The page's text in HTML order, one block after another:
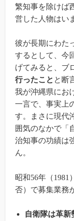
繁知事を除けば
営した人物はい
彼が長期にわた
するとして、今
げてみると、ブ
行ったこと と断
我が沖縄県にお
一言で、事実上
す。まさに現代
囲気のなかで「
治知事の功績は
ん。
昭和56年（1981
否）で募集業務
自衛隊は革